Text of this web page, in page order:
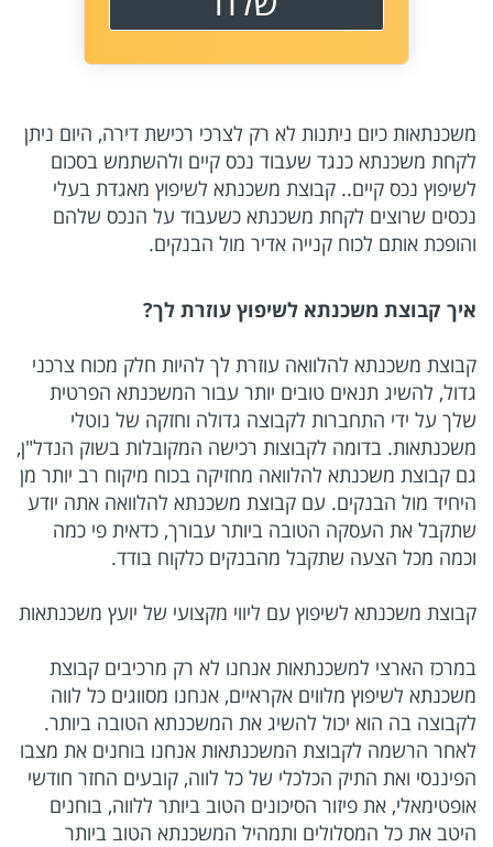
משכנתאות כיום ניתנות לא רק לצרכי רכישת דירה, היום ניתן
לקחת משכנתא כנגד שעבוד נכס קיים ולהשתמש בסכום
לשיפוץ נכס קיים.. קבוצת משכנתא לשיפוץ מאגדת בעלי
נכסים שרוצים לקחת משכנתא כשעבוד על הנכס שלהם
והופכת אותם לכוח קנייה אדיר מול הבנקים.
איך קבוצת משכנתא לשיפוץ עוזרת לך?
קבוצת משכנתא להלוואה עוזרת לך להיות חלק מכוח צרכני
גדול, להשיג תנאים טובים יותר עבור המשכנתא הפרטית
שלך על ידי התחברות לקבוצה גדולה וחזקה של נוטלי
משכנתאות. בדומה לקבוצות רכישה המקובלות בשוק הנדל"ן,
גם קבוצת משכנתא להלוואה מחזיקה בכוח מיקוח רב יותר מן
היחיד מול הבנקים. עם קבוצת משכנתא להלוואה אתה יודע
שתקבל את העסקה הטובה ביותר עבורך, כדאית פי כמה
וכמה מכל הצעה שתקבל מהבנקים כלקוח בודד.
קבוצת משכנתא לשיפוץ עם ליווי מקצועי של יועץ משכנתאות
במרכז הארצי למשכנתאות אנחנו לא רק מרכיבים קבוצת
משכנתא לשיפוץ מלווים אקראיים, אנחנו מסווגים כל לווה
לקבוצה בה הוא יכול להשיג את המשכנתא הטובה ביותר.
לאחר הרשמה לקבוצת המשכנתאות אנחנו בוחנים את מצבו
הפיננסי ואת התיק הכלכלי של כל לווה, קובעים החזר חודשי
אופטימאלי, את פיזור הסיכונים הטוב ביותר ללווה, בוחנים
היטב את כל המסלולים ותמהיל המשכנתא הטוב ביותר